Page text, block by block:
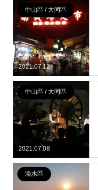
2021.07.12
中山區 / 大同區
2021.07.08
中山區 / 大同區
淡水區